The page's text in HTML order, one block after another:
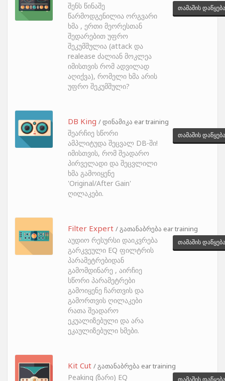
შენს წინაშე
წარმოდგენილია ორგვარი
ხმა , ერთი მეორესთან
შედარებით უფრო
შეკუმშულია (attack და
realease ძალიან მოკლეა
იმისთვის რომ ადვილად
აღიქვა), რომელი ხმა არის
უფრო შეკუმშული?
თამაშის დაწყება
DB King / დინამიკა ear training
შეარჩიე სწორი
ამპლიტუდა შეცვალ DB-ში!
იმისთვის, რომ შეადარო
პირველადი და შეცვლილი
ხმა გამოიყენე
'Original/After Gain'
ღილაკები.
თამაშის დაწყება
Filter Expert / გათანაბრება ear training
აუდიო რესურსი დაიკვრება
გარკვეული EQ ფილტრის
პარამეტრებიდან
გამომდინარე , აირჩიე
სწორი პარამეტრები
გამოიყენე ჩართვის და
გამორთვის ღილაკები
რათა შეადარო
ეკუალიზებული და არა
ეკაულიზებული ხმები.
თამაშის დაწყება
Kit Cut / გათანაბრება ear training
Peaking (ზარი) EQ თამაშის დაწყება